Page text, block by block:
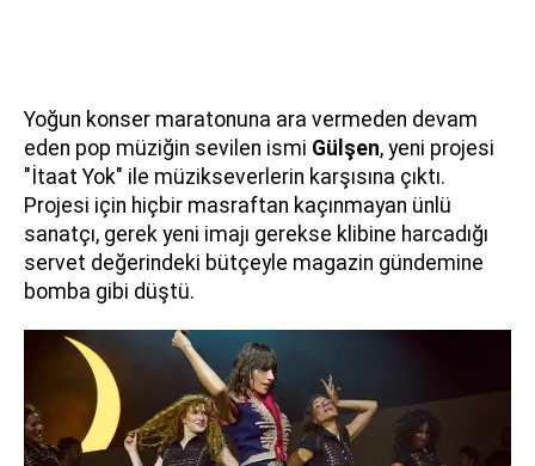
Yoğun konser maratonuna ara vermeden devam
eden pop müziğin sevilen ismi Gülşen, yeni projesi
"İtaat Yok" ile müzikseverlerin karşısına çıktı.
Projesi için hiçbir masraftan kaçınmayan ünlü
sanatçı, gerek yeni imajı gerekse klibine harcadığı
servet değerindeki bütçeyle magazin gündemine
bomba gibi düştü.